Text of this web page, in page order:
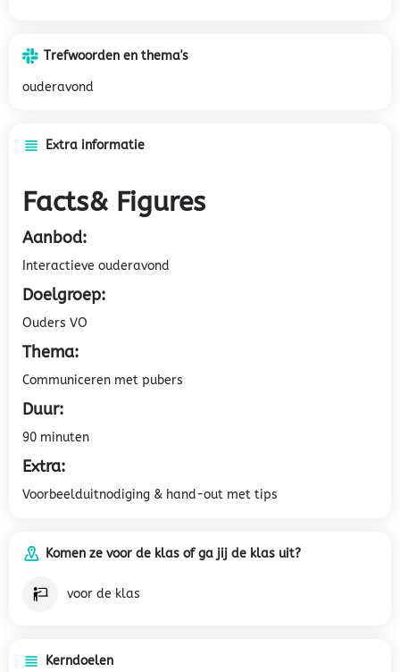
Trefwoorden en thema's
ouderavond
Extra informatie
Facts& Figures
Aanbod:
Interactieve ouderavond
Doelgroep:
Ouders VO
Thema:
Communiceren met pubers
Duur:
90 minuten
Extra:
Voorbeelduitnodiging & hand-out met tips
Komen ze voor de klas of ga jij de klas uit?
voor de klas
Kerndoelen